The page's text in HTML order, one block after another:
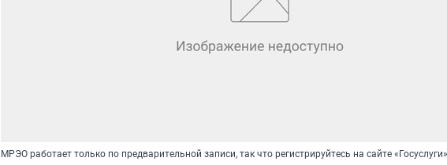
МРЭО работает только по предварительной записи, так что регистрируйтесь на сайте «Госуслуги»